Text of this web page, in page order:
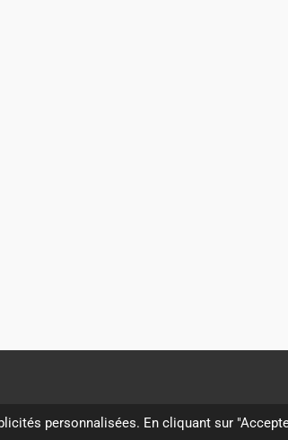
personnalisées. En cliquant sur